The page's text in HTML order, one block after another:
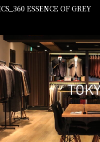
ESSENCE OF GREY